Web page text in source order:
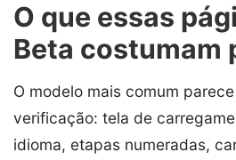
O que essas
Beta costumam
O modelo mais comum
verificação: tela de
idioma, etapas numeradas,